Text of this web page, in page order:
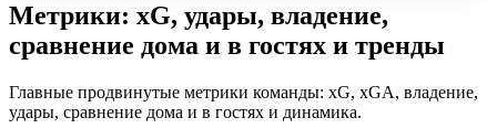
Метрики: xG, удары, владение,
сравнение дома и в гостях и тренды
Главные продвинутые метрики команды: xG, xGA, владение,
удары, сравнение дома и в гостях и динамика.